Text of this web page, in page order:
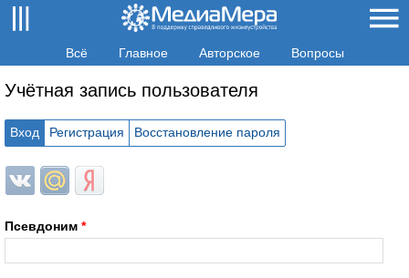
Всё Главное Авторское Вопросы
Учётная запись пользователя
Вход Регистрация Восстановление пароля
Login with ВКонтакте
Login with Mail.ru
Login with Яндекс
Псевдоним *